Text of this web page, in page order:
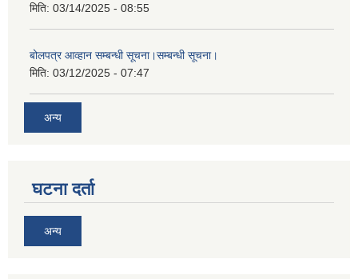
मिति: 03/14/2025 - 08:55
बोलपत्र आव्हान सम्बन्धी सूचना।सम्बन्धी सूचना।
मिति: 03/12/2025 - 07:47
अन्य
घटना दर्ता
अन्य